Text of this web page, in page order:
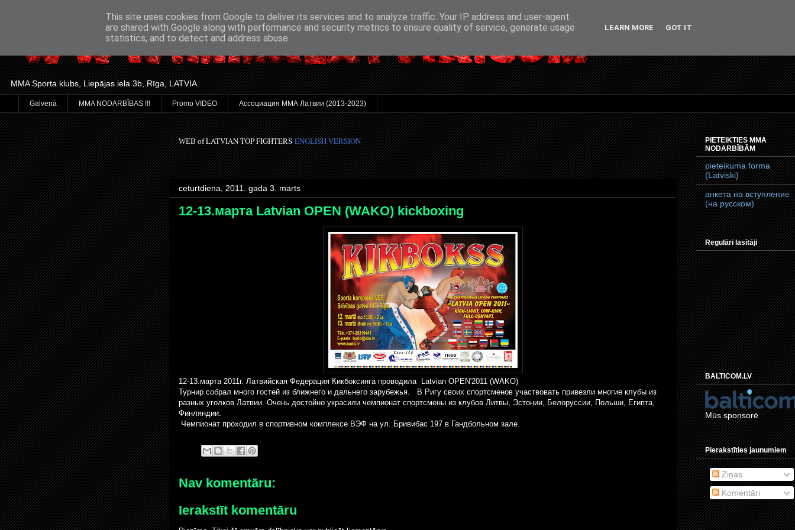
MMA Sporta klubs, Liepājas iela 3b, Rīga, LATVIA
Galvenā MMA NODARBĪBAS !!! Promo VIDEO Ассоциация ММА Латвии (2013-2023)
WEB ofLATVIAN TOP FIGHTERS ENGLISH VERSION
ceturtdiena, 2011. gada 3. marts
12-13.марта Latvian OPEN (WAKO) kickboxing
12-13.марта 2011г. Латвийская Федерация Кикбоксинга проводила Latvian OPEN'2011 (WAKO)
Турнир собрал много гостей из ближнего и дальнего зарубежья. В Ригу своих спортсменов участвовать привезли многие клубы из
разных уголков Латвии. Очень достойно украсили чемпионат спортсмены из клубов Литвы, Эстонии, Белоруссии, Польши, Египта,
Финляндии.
Чемпионат проходил в спортивном комплексе ВЭФ на ул. Бривибас 197 в Гандбольном зале.
Nav komentāru:
Ierakstīt komentāru
PIETEIKTIES MMA
NODARBĪBĀM
pieteikuma forma
(Latviski)
анкета на вступление
(на русском)
Regulāri lasītāji
BALTICOM.LV
Mūs sponsorē
Pierakstīties jaunumiem
Ziņas
Komentāri
This site uses cookies from Google to deliver its services and to analyze traffic. Your IP address and user-agent
are shared with Google along with performance and security metrics to ensure quality of service, generate usage
statistics, and to detect and address abuse.
LEARN MORE GOT IT